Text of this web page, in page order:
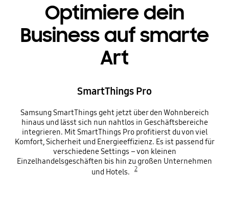
Optimiere dein
Business auf smarte
Art
SmartThings Pro
Samsung SmartThings geht jetzt über den Wohnbereich
hinaus und lässt sich nun nahtlos in Geschäftsbereiche
integrieren. Mit SmartThings Pro profitierst du von viel
Komfort, Sicherheit und Energieeffizienz. Es ist passend für
verschiedene Settings – von kleinen
Einzelhandelsgeschäften bis hin zu großen Unternehmen
und Hotels.
2